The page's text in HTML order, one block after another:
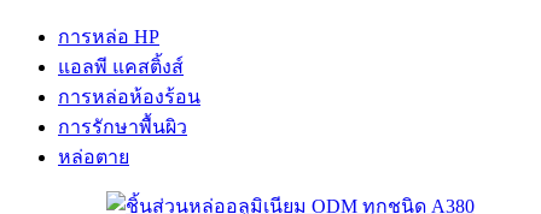
การหล่อ HP
แอลพี แคสติ้งส์
การหล่อห้องร้อน
การรักษาพื้นผิว
หล่อตาย